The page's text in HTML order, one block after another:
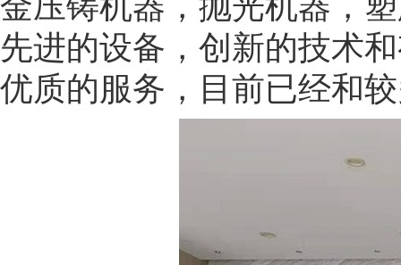
先进的设备，创新的技术
优质的服务，目前已经和